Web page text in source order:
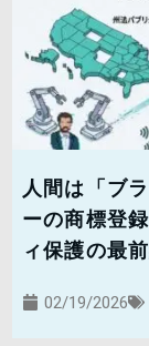
人間は「ブ
ーの商標登
ィ保護の最
02/19/2026